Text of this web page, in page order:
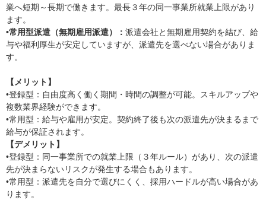
業へ短期～長期で働きます。最長３年の同一事業所就業上限があり
ます。
•常用型派遣（無期雇用派遣）： 派遣会社と無期雇用契約を結び、給
与や福利厚生が安定していますが、派遣先を選べない場合がありま
す。
【メリット】
•登録型：自由度高く働く期間・時間の調整が可能。スキルアップや
複数業界経験ができます。
•常用型：給与や雇用が安定。契約終了後も次の派遣先が決まるまで
給与が保証されます。
【デメリット】
•登録型：同一事業所での就業上限（３年ルール）があり、次の派遣
先が決まらないリスクが発生する場合もあります。
•常用型：派遣先を自分で選びにくく、採用ハードルが高い場合があ
ります。